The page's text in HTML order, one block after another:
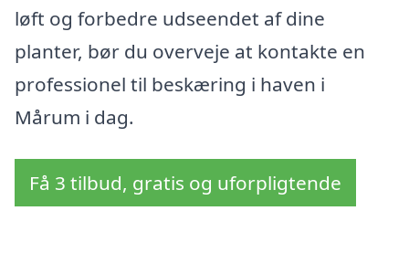
løft og forbedre udseendet af dine
planter, bør du overveje at kontakte en
professionel til beskæring i haven i
Mårum i dag.
Få 3 tilbud, gratis og uforpligtende